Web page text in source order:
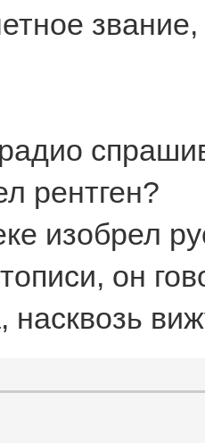
рентген?
изобрел
он
насквозь